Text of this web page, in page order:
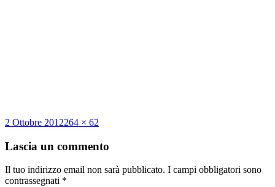
Scritto
2 Ottobre 2012Dimensione
264 × 62
Lascia un commento
Il tuo indirizzo email non sarà pubblicato. I campi obbligatori sono
contrassegnati *